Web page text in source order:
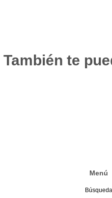
También te
Menú
Búsqueda